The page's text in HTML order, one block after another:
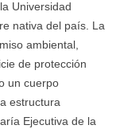
Universidad
nativa del país. La
ambiental,
de protección
un cuerpo
estructura
Ejecutiva de la